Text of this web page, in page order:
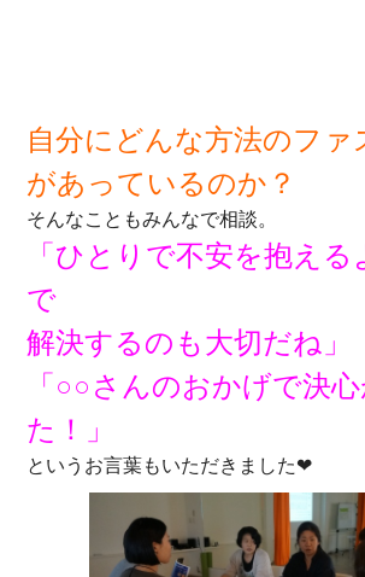
自分にどんな方法のファ
があっているのか？
そんなこともみんなで相談。
「ひとりで不安を抱え
で
解決するのも大切だね」
「○○さんのおかげで決
た！」
というお言葉もいただきました❤